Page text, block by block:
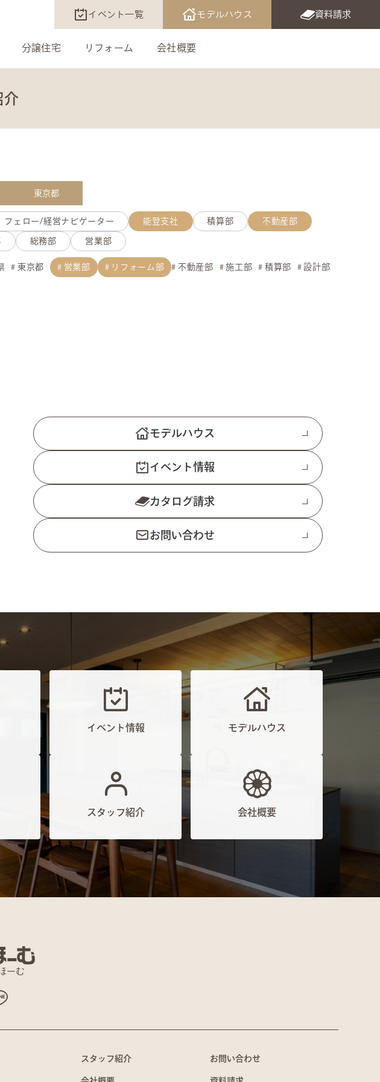
イベント一覧 モデルハウス 資料請求
分譲住宅 リフォーム 会社概要
介
東京都
フェロー/経営ナビゲーター 能登支社 積算部 不動産部
総務部 営業部
東京都 営業部 リフォーム部 不動産部 施工部 積算部 設計部
モデルハウス
イベント情報
カタログ請求
お問い合わせ
イベント情報 モデルハウス
スタッフ紹介 会社概要
ーむ
スタッフ紹介 お問い合わせ